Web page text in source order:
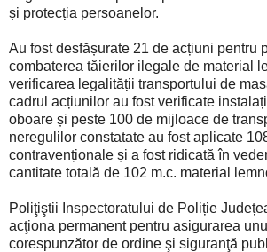
și protecția persoanelor.
Au fost desfășurate 21 de acțiuni pentru
combaterea tăierilor ilegale de material
verificarea legalității transportului de
cadrul acțiunilor au fost verificate
oboare și peste 100 de mijloace de
neregulilor constatate au fost aplicate
contravenționale și a fost ridicată în
cantitate totală de 102 m.c. material
Poliţiştii Inspectoratului de Poliție
acţiona permanent pentru asigurarea
corespunzător de ordine şi siguranţă